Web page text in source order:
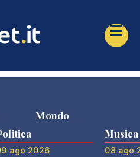
Mondo
ago 2026
Musica
08 ago